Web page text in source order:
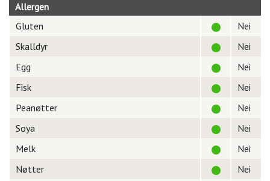
Allergen
Gluten
Nei
Skalldyr
Nei
Egg
Nei
Fisk
Nei
Peanøtter
Nei
Soya
Nei
Melk
Nei
Nøtter
Nei